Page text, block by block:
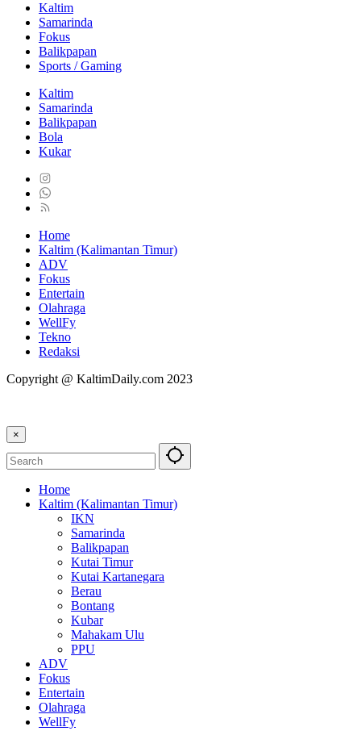
Kaltim
Samarinda
Fokus
Balikpapan
Sports / Gaming
Kaltim
Samarinda
Balikpapan
Bola
Kukar
Home
Kaltim (Kalimantan Timur)
ADV
Fokus
Entertain
Olahraga
WellFy
Tekno
Redaksi
Copyright @ KaltimDaily.com 2023
×
Home
Kaltim (Kalimantan Timur)
IKN
Samarinda
Balikpapan
Kutai Timur
Kutai Kartanegara
Berau
Bontang
Kubar
Mahakam Ulu
PPU
ADV
Fokus
Entertain
Olahraga
WellFy